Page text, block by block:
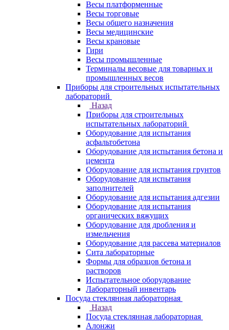
Весы платформенные
Весы торговые
Весы общего назначения
Весы медицинские
Весы крановые
Гири
Весы промышленные
Терминалы весовые для товарных и
промышленных весов
Приборы для строительных испытательных
лабораторий
Назад
Приборы для строительных
испытательных лабораторий
Оборудование для испытания
асфальтобетона
Оборудование для испытания бетона и
цемента
Оборудование для испытания грунтов
Оборудование для испытания
заполнителей
Оборудование для испытания адгезии
Оборудование для испытания
органических вяжущих
Оборудование для дробления и
измельчения
Оборудование для рассева материалов
Сита лабораторные
Формы для образцов бетона и
растворов
Испытательное оборудование
Лабораторный инвентарь
Посуда стеклянная лабораторная
Назад
Посуда стеклянная лабораторная
Алонжи